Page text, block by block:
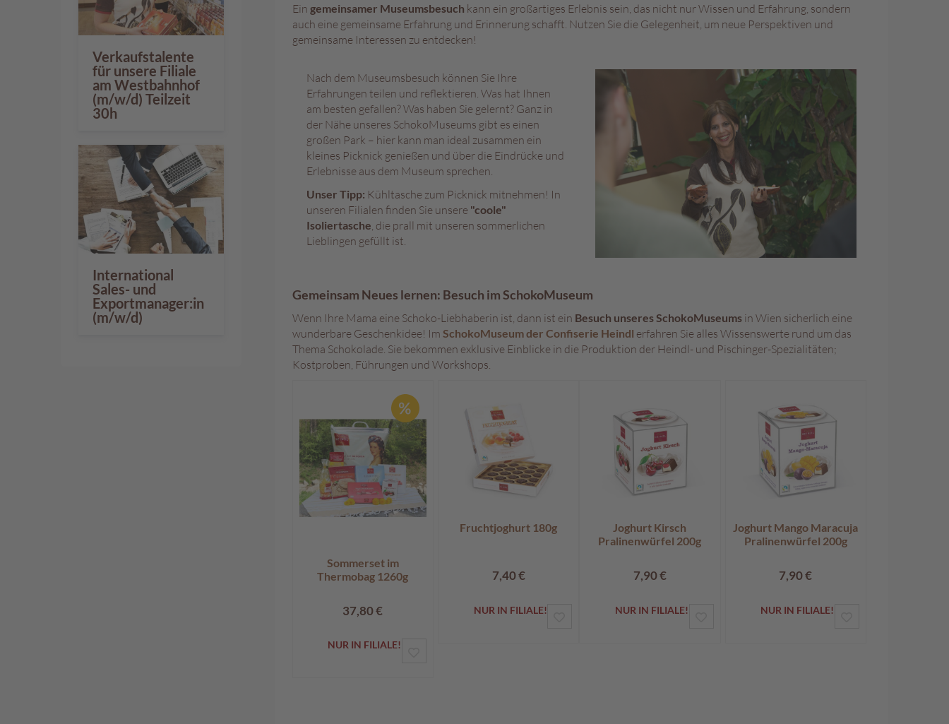
Ein gemeinsamer Museumsbesuch kann ein großartiges Erlebnis sein, das nicht nur Wissen und Erfahrung, sondern
auch eine gemeinsame Erfahrung und Erinnerung schafft. Nutzen Sie die Gelegenheit, um neue Perspektiven und
gemeinsame Interessen zu entdecken!
Nach dem Museumsbesuch können Sie Ihre
Erfahrungen teilen und reflektieren. Was hat Ihnen
am besten gefallen? Was haben Sie gelernt? Ganz in
der Nähe unseres SchokoMuseums gibt es einen
großen Park – hier kann man ideal zusammen ein
kleines Picknick genießen und über die Eindrücke und
Erlebnisse aus dem Museum sprechen.
Unser Tipp: Kühltasche zum Picknick mitnehmen! In
unseren Filialen finden Sie unsere "coole"
Isoliertasche, die prall mit unseren sommerlichen
Lieblingen gefüllt ist.
Gemeinsam Neues lernen: Besuch im SchokoMuseum
Wenn Ihre Mama eine Schoko-Liebhaberin ist, dann ist ein Besuch unseres SchokoMuseumsin Wien sicherlich eine
wunderbare Geschenkidee! Im SchokoMuseum der Confiserie Heindl erfahren Sie alles Wissenswerte rund um das
Thema Schokolade. Sie bekommen exklusive Einblicke in die Produktion der Heindl- und Pischinger-Spezialitäten;
Kostproben, Führungen und Workshops.
Sommerset im
Thermobag 1260g
37,80 €
NUR IN FILIALE!
Fruchtjoghurt 180g
7,40 €
NUR IN FILIALE!
Joghurt Kirsch
Pralinenwürfel 200g
7,90 €
NUR IN FILIALE!
Joghurt Mango Maracuja
Pralinenwürfel 200g
7,90 €
NUR IN FILIALE!
Verkaufstalente
für unsere Filiale
am Westbahnhof
(m/w/d) Teilzeit
30h
International
Sales- und
Exportmanager:in
(m/w/d)